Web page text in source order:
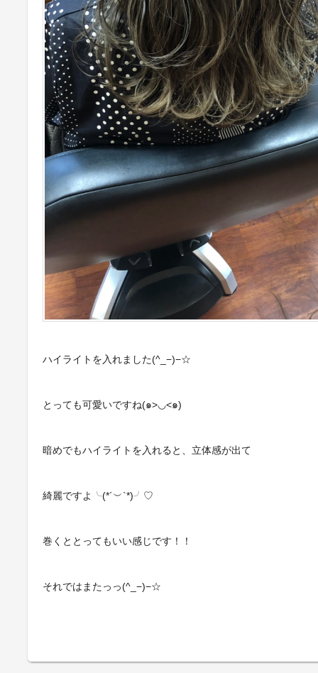
ハイライトを入れました(^_−)−☆
とっても可愛いですね(๑>◡<๑)
暗めでもハイライトを入れると、立体感が出て
綺麗ですよ╰(*´︶`*)╯♡
巻くととってもいい感じです！！
それではまたっっ(^_−)−☆